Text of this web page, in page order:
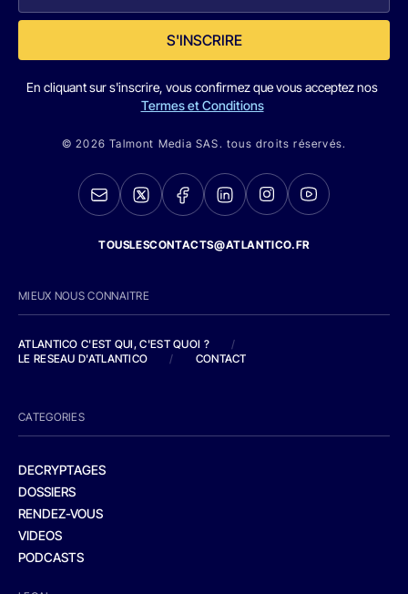
S'INSCRIRE
En cliquant sur s'inscrire, vous confirmez que vous acceptez nos
Termes et Conditions
© 2026 Talmont Media SAS. tous droits réservés.
TOUSLESCONTACTS@ATLANTICO.FR
MIEUX NOUS CONNAITRE
ATLANTICO C'EST QUI, C'EST QUOI ?
/
LE RESEAU D'ATLANTICO
/ CONTACT
CATEGORIES
DECRYPTAGES
DOSSIERS
RENDEZ-VOUS
VIDEOS
PODCASTS